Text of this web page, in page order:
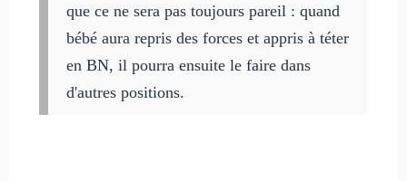
que ce ne sera pas toujours pareil : quand
bébé aura repris des forces et appris à téter
en BN, il pourra ensuite le faire dans
d'autres positions.